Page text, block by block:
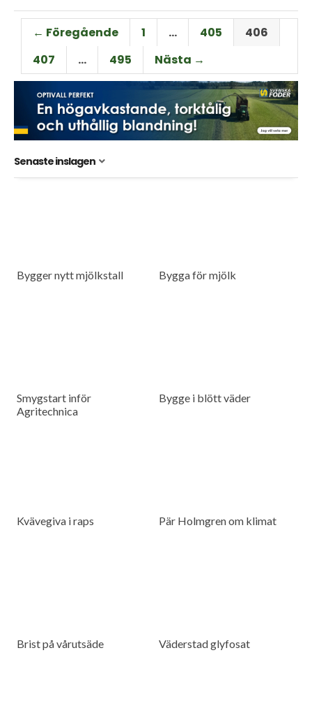
Sedan har vi även besökt...
även besökt en...
← Föregående 1 … 405
406
407
… 495 Nästa →
Senaste inslagen
Bygger nytt mjölkstall Bygga för mjölk
Smygstart inför
Agritechnica
Bygge i blött väder
Kvävegiva i raps Pär Holmgren om klimat
Brist på vårutsäde Väderstad glyfosat